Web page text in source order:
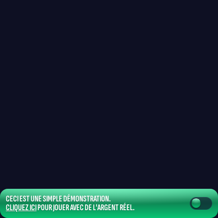
CECI EST UNE SIMPLE DÉMONSTRATION.
CLIQUEZ ICIPOUR JOUER AVEC DE L'ARGENT RÉEL.